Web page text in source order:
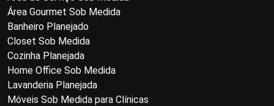
Área Gourmet Sob Medida
Banheiro Planejado
Closet Sob Medida
Cozinha Planejada
Home Office Sob Medida
Lavanderia Planejada
Móveis Sob Medida para Clínicas